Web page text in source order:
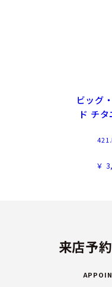
ビッグ
ド チ
￥
来店予